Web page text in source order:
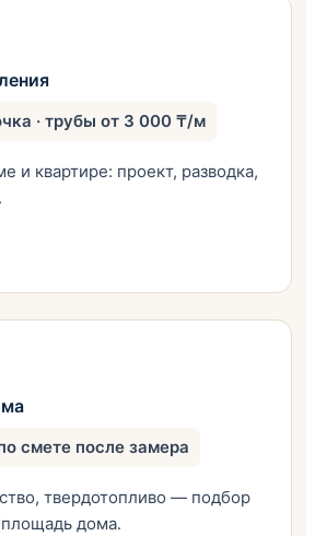
· трубы от 3 000 ₸/м
и квартире: проект, разводка,
смете после замера
твердотопливо — подбор
дома.